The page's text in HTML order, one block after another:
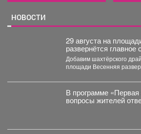
НОВОСТИ
29 августа на
развернётся главное
соревнование этого
конкурс
Добавим шахтёрского драйва 🚲⛏ 29
площади Весенняя
В программе «Первая
вопросы жителей